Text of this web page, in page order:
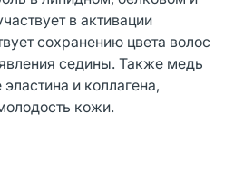
в активации
сохранению цвета волос
седины. Также медь
и коллагена,
кожи.